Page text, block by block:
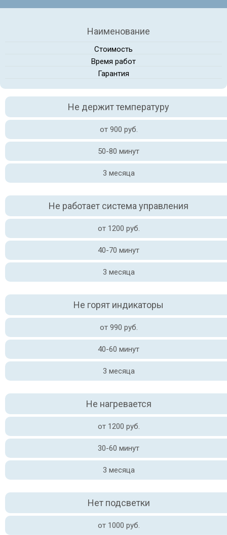
Наименование
Стоимость
Время работ
Гарантия
Не держит температуру
от 900 руб.
50-80 минут
3 месяца
Не работает система управления
от 1200 руб.
40-70 минут
3 месяца
Не горят индикаторы
от 990 руб.
40-60 минут
3 месяца
Не нагревается
от 1200 руб.
30-60 минут
3 месяца
Нет подсветки
от 1000 руб.